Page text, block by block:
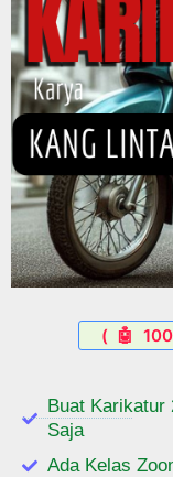
( 🤖
Buat Karikatur
Saja
Ada Kelas